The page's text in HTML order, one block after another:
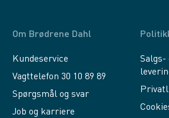
Om Brødrene Dahl
Kundeservice
Vagttelefon 30 10 89 89
Spørgsmål og svar
Job og karriere
Salgs-